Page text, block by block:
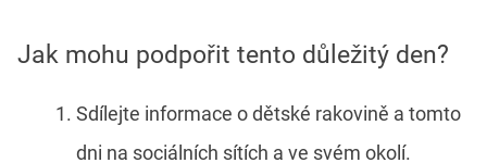
Jak mohu podpořit tento důležitý den?
Sdílejte informace o dětské rakovině a tomto
dni na sociálních sítích a ve svém okolí.